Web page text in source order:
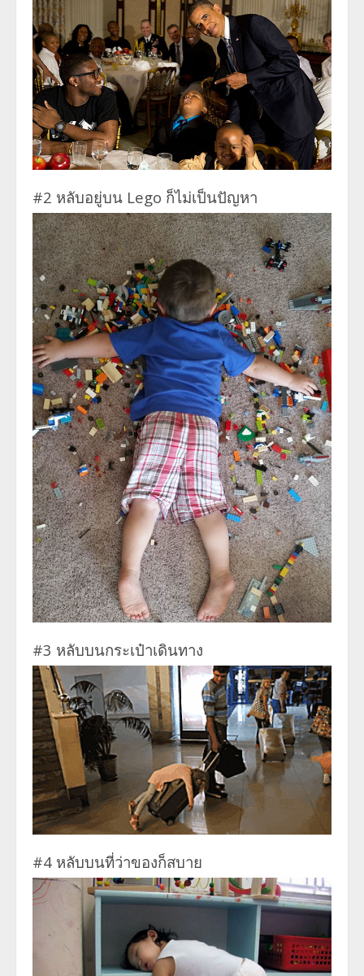
#2 หลับอยู่บน Lego ก็ไม่เป็นปัญหา
#3 หลับบนกระเป๋าเดินทาง
#4 หลับบนที่ว่าของก็สบาย